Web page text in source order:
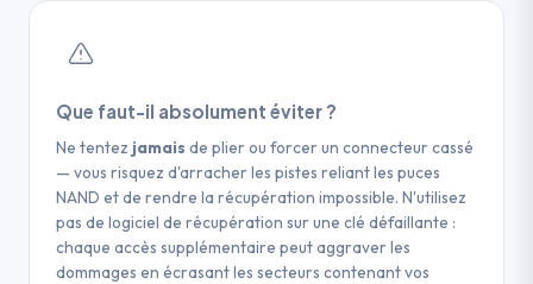
taux de succès élevé.
Que faut-il absolument éviter ?
Ne tentez jamais de plier ou forcer un connecteur cassé
— vous risquez d'arracher les pistes reliant les puces
NAND et de rendre la récupération impossible. N'utilisez
pas de logiciel de récupération sur une clé défaillante :
chaque accès supplémentaire peut aggraver les
dommages en écrasant les secteurs contenant vos